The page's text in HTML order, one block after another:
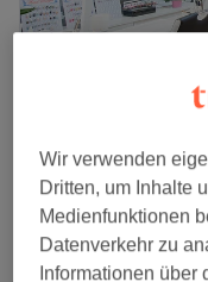
VN Nails &
4,6
Osdorf, Hamburg
Nagelmodellage -
40 Min. - 1 Std.
Wir verwenden
Dritten, um Inhalte
Medienfunktionen
Datenverkehr zu
Informationen über